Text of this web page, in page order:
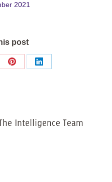
2021
post
Share
Share
Intelligence Team